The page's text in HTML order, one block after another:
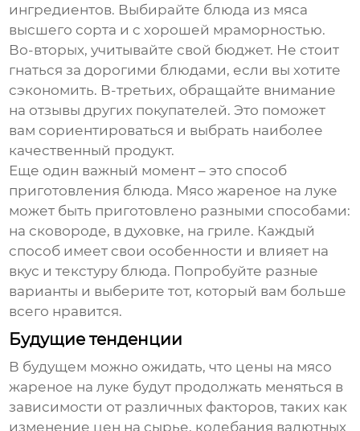
ингредиентов. Выбирайте блюда из мяса
высшего сорта и с хорошей мраморностью.
Во-вторых, учитывайте свой бюджет. Не стоит
гнаться за дорогими блюдами, если вы хотите
сэкономить. В-третьих, обращайте внимание
на отзывы других покупателей. Это поможет
вам сориентироваться и выбрать наиболее
качественный продукт.
Еще один важный момент – это способ
приготовления блюда. Мясо жареное на луке
может быть приготовлено разными способами:
на сковороде, в духовке, на гриле. Каждый
способ имеет свои особенности и влияет на
вкус и текстуру блюда. Попробуйте разные
варианты и выберите тот, который вам больше
всего нравится.
Будущие тенденции
В будущем можно ожидать, что цены на мясо
жареное на луке будут продолжать меняться в
зависимости от различных факторов, таких как
изменение цен на сырье, колебания валютных